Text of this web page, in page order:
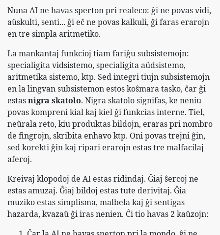
Nuna AI ne havas sperton pri realeco: ĝi ne povas vidi,
aŭskulti, senti... ĝi eĉ ne povas kalkuli, ĝi faras erarojn
en tre simpla aritmetiko.
La mankantaj funkcioj tiam fariĝu subsistemojn:
specialigita vidsistemo, specialigita aŭdsistemo,
aritmetika sistemo, ktp. Sed integri tiujn subsistemojn
en la lingvan subsistemon estos koŝmara tasko, ĉar ĝi
estasnigra skatolo. Nigra skatolo signifas, ke neniu
povas kompreni kial kaj kiel ĝi funkcias interne. Tiel,
neŭrala reto, kiu produktas bildojn, eraras pri nombro
de fingrojn, skribita enhavo ktp. Oni povas trejni ĝin,
sed korekti ĝin kaj ripari erarojn estas tre malfacilaj
aferoj.
Kreivaj klopodoj de AI estas ridindaj. Ĝiaj ŝercoj ne
estas amuzaj. Ĝiaj bildoj estas tute derivitaj. Ĝia
muziko estas simplisma, malbela kaj ĝi sentigas
hazarda, kvazaŭ ĝi iras nenien. Ĉi tio havas 2 kaŭzojn: